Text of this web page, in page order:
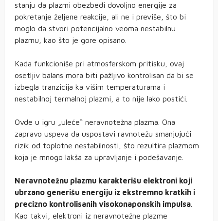
stanju da plazmi obezbedi dovoljno energije za
pokretanje željene reakcije, ali ne i previše, što bi
moglo da stvori potencijalno veoma nestabilnu
plazmu, kao što je gore opisano.
Kada funkcioniše pri atmosferskom pritisku, ovaj
osetljiv balans mora biti pažljivo kontrolisan da bi se
izbegla tranzicija ka višim temperaturama i
nestabilnoj termalnoj plazmi, a to nije lako postići.
Ovde u igru „uleće“ neravnotežna plazma. Ona
zapravo uspeva da uspostavi ravnotežu smanjujući
rizik od toplotne nestabilnosti, što rezultira plazmom
koja je mnogo lakša za upravljanje i podešavanje.
Neravnotežnu plazmu karakterišu elektroni koji
ubrzano generišu energiju iz ekstremno kratkih i
precizno kontrolisanih visokonaponskih impulsa
Kao takvi, elektroni iz neravnotežne plazme